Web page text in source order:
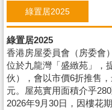
綠置居2025
綠置居2025
香港房屋委員會（房委會
位於九龍灣「盛緻苑」，
伙），會以市價6折推售
元。屋苑實用面積介乎
2026年9月30日，因樓花